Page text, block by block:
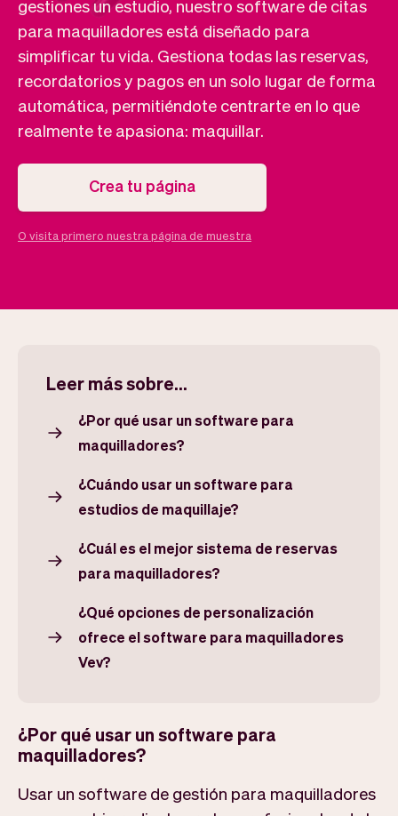
Marketing
Pagos
Diseño
Equipo
Entregas
gestiones un estudio, nuestro software de citas
para maquilladores está diseñado para
simplificar tu vida. Gestiona todas las reservas,
recordatorios y pagos en un solo lugar de forma
automática, permitiéndote centrarte en lo que
realmente te apasiona: maquillar.
Crea tu página
O visita primero nuestra página de muestra
Leer más sobre...
¿Por qué usar un software para
maquilladores?
¿Cuándo usar un software para
estudios de maquillaje?
¿Cuál es el mejor sistema de reservas
para maquilladores?
¿Qué opciones de personalización
ofrece el software para maquilladores
Vev?
¿Por qué usar un software para
maquilladores?
Usar un software de gestión para maquilladores